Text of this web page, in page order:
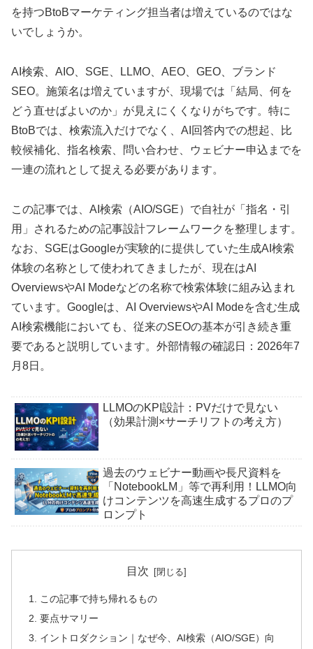
を持つBtoBマーケティング担当者は増えているのではな
いでしょうか。
AI検索、AIO、SGE、LLMO、AEO、GEO、ブランド
SEO。施策名は増えていますが、現場では「結局、何を
どう直せばよいのか」が見えにくくなりがちです。特に
BtoBでは、検索流入だけでなく、AI回答内での想起、比
較候補化、指名検索、問い合わせ、ウェビナー申込までを
一連の流れとして捉える必要があります。
この記事では、AI検索（AIO/SGE）で自社が「指名・引
用」されるための記事設計フレームワークを整理します。
なお、SGEはGoogleが実験的に提供していた生成AI検索
体験の名称として使われてきましたが、現在はAI
OverviewsやAI Modeなどの名称で検索体験に組み込まれ
ています。Googleは、AI OverviewsやAI Modeを含む生成
AI検索機能においても、従来のSEOの基本が引き続き重
要であると説明しています。外部情報の確認日：2026年7
月8日。
LLMOのKPI設計：PVだけで見ない
（効果計測×サーチリフトの考え方）
過去のウェビナー動画や長尺資料を
「NotebookLM」等で再利用！LLMO向
けコンテンツを高速生成するプロのプ
ロンプト
目次
この記事で持ち帰れるもの
要点サマリー
イントロダクション｜なぜ今、AI検索（AIO/SGE）向